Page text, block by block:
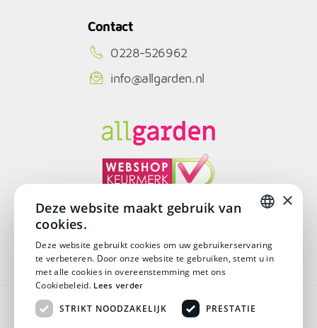
Contact
0228-526962
info@allgarden.nl
Algemene voorwaarden
DUTCH
×
Deze website maakt gebruik van
cookies.
Deze website gebruikt cookies om uw gebruikerservaring
te verbeteren. Door onze website te gebruiken, stemt u in
met alle cookies in overeenstemming met ons
Cookiebeleid. Lees verder
STRIKT NOODZAKELIJK PRESTATIE